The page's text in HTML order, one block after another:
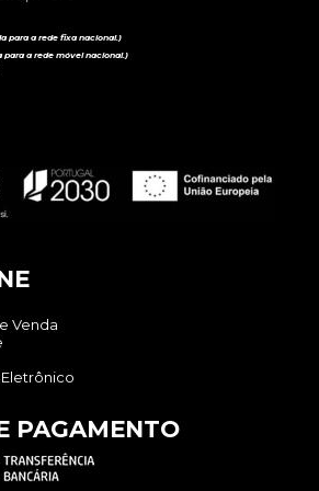
para a rede fixa nacional.)
para a rede móvel nacional.)
Venda
PAGAMENTO